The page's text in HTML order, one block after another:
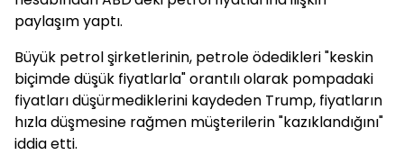
paylaşım yaptı.
Büyük petrol şirketlerinin, petrole ödedikleri "keskin
biçimde düşük fiyatlarla" orantılı olarak pompadaki
fiyatları düşürmediklerini kaydeden Trump, fiyatların
hızla düşmesine rağmen müşterilerin "kazıklandığını"
iddia etti.